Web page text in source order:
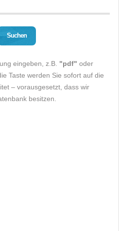
Suchen
eingeben, z.B. "pdf" oder
Taste werden Sie sofort auf die
– vorausgesetzt, dass wir
besitzen.